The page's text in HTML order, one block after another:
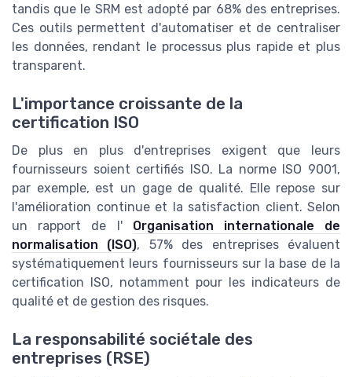
tandis que le SRM est adopté par 68% des entreprises.
Ces outils permettent d'automatiser et de centraliser
les données, rendant le processus plus rapide et plus
transparent.
L'importance croissante de la
certification ISO
De plus en plus d'entreprises exigent que leurs
fournisseurs soient certifiés ISO. La norme ISO 9001,
par exemple, est un gage de qualité. Elle repose sur
l'amélioration continue et la satisfaction client. Selon
un rapport de l' Organisation internationale de
normalisation (ISO), 57% des entreprises évaluent
systématiquement leurs fournisseurs sur la base de la
certification ISO, notamment pour les indicateurs de
qualité et de gestion des risques.
La responsabilité sociétale des
entreprises (RSE)